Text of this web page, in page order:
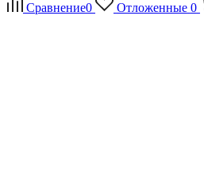
Сравнение0 Отложенные 0